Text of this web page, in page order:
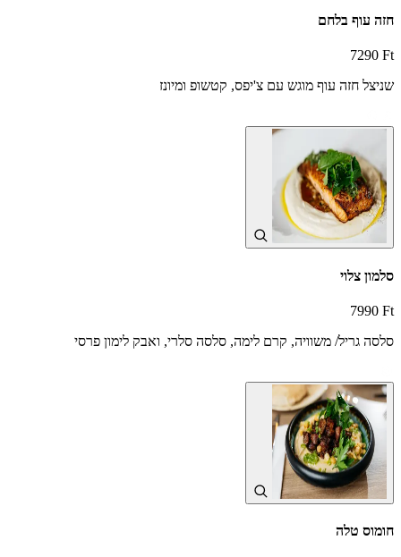
חזה עוף בלחם
7290 Ft
שניצל חזה עוף מוגש עם צ'יפס, קטשופ ומיונז
סלמון צלוי
7990 Ft
סלסה גריל/ משוויה, קרם לימה, סלסה סלרי, ואבק לימון פרסי
חומוס טלה